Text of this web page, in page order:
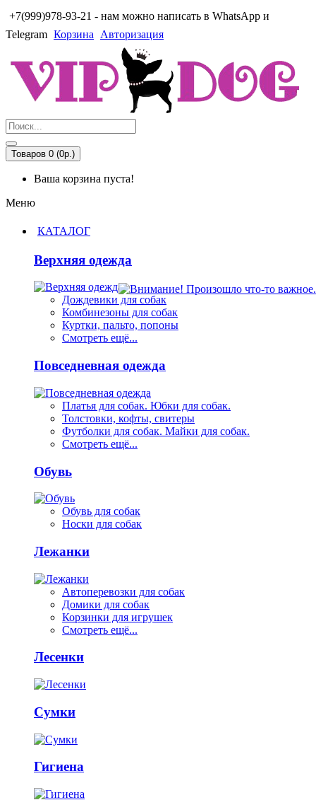
+7(999)978-93-21 - нам можно написать в WhatsApp и
Telegram Корзина Авторизация
Товаров 0 (0р.)
Ваша корзина пуста!
Меню
КАТАЛОГ
Верхняя одежда
Дождевики для собак
Комбинезоны для собак
Куртки, пальто, попоны
Смотреть ещё...
Повседневная одежда
Платья для собак. Юбки для собак.
Толстовки, кофты, свитеры
Футболки для собак. Майки для собак.
Смотреть ещё...
Обувь
Обувь для собак
Носки для собак
Лежанки
Автоперевозки для собак
Домики для собак
Корзинки для игрушек
Смотреть ещё...
Лесенки
Сумки
Гигиена